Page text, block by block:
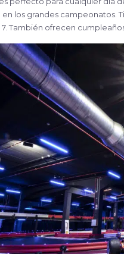
los grandes campeonatos.
También ofrecen